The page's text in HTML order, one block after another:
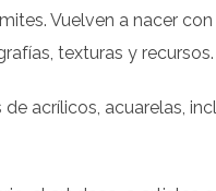
Vuelven a nacer
texturas y recursos.
acrílicos, acuarelas,